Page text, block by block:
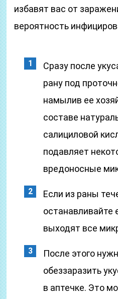
избавят вас от
вероятность
Сразу после
рану под
намылив ее
составе
салициловой
подавляет
вредоносные
Если из раны
останавливайте
выходят все
После этого
обеззаразить
в аптечке. Это